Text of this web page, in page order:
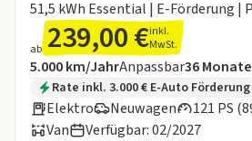
51,5 kWh Essential | E-Förderung |
ab 239,00 €inkl.
MwSt.
Angebotsdetails:
Inklusive Laufleistung
5.000 km/JahrAnpassbarLaufzeit
36Monate
Zusätzliche Fahrzeuginformationen:
Rate inkl. 3.000 € E-Auto Förderung
Elektro Neuwagen 121 PS
Van
Verfügbar: 02/2027